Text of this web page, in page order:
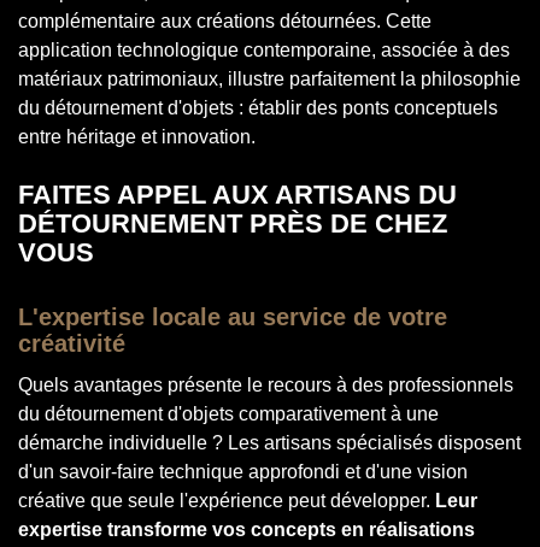
complémentaire aux créations détournées. Cette
application technologique contemporaine, associée à des
matériaux patrimoniaux, illustre parfaitement la philosophie
du détournement d'objets : établir des ponts conceptuels
entre héritage et innovation.
FAITES APPEL AUX ARTISANS DU
DÉTOURNEMENT PRÈS DE CHEZ
VOUS
L'expertise locale au service de votre
créativité
Quels avantages présente le recours à des professionnels
du détournement d'objets comparativement à une
démarche individuelle ? Les artisans spécialisés disposent
d'un savoir-faire technique approfondi et d'une vision
créative que seule l'expérience peut développer. Leur
expertise transforme vos concepts en réalisations